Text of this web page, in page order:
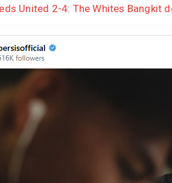
United 2-4: The Whites Bangkit